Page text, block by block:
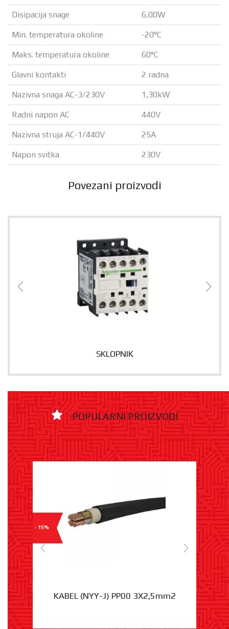
Disipacija snage 6,00W
Min. temperatura okoline -20°C
Maks. temperatura okoline 60°C
Glavni kontakti 2 radna
Nazivna snaga AC-3/230V 1,30kW
Radni napon AC 440V
Nazivna struja AC-1/440V 25A
Napon svitka 230V
Povezani proizvodi
SKLOPNIK
POPULARNI PROIZVODI
- 15%
KABEL (NYY-J) PP00 3X2,5mm2